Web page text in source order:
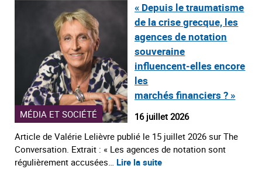
MÉDIA ET SOCIÉTÉ
« Depuis le traumatisme
de la crise grecque, les
agences de notation
souveraine
influencent‑elles encore
les
marchés financiers ? »
16 juillet 2026
Article de Valérie Lelièvre publié le 15 juillet 2026 sur The
Conversation. Extrait : « Les agences de notation sont
régulièrement accusées… Lire la suite